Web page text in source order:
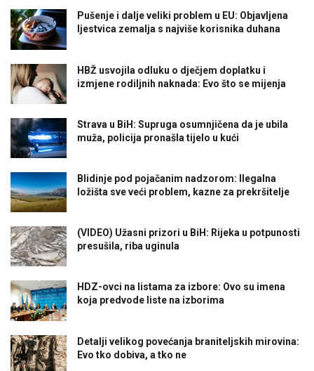
Pušenje i dalje veliki problem u EU: Objavljena
ljestvica zemalja s najviše korisnika duhana
HBŽ usvojila odluku o dječjem doplatku i
izmjene rodiljnih naknada: Evo što se mijenja
Strava u BiH: Supruga osumnjičena da je ubila
muža, policija pronašla tijelo u kući
Blidinje pod pojačanim nadzorom: Ilegalna
ložišta sve veći problem, kazne za prekršitelje
(VIDEO) Užasni prizori u BiH: Rijeka u potpunosti
presušila, riba uginula
HDZ-ovci na listama za izbore: Ovo su imena
koja predvode liste na izborima
Detalji velikog povećanja braniteljskih mirovina:
Evo tko dobiva, a tko ne